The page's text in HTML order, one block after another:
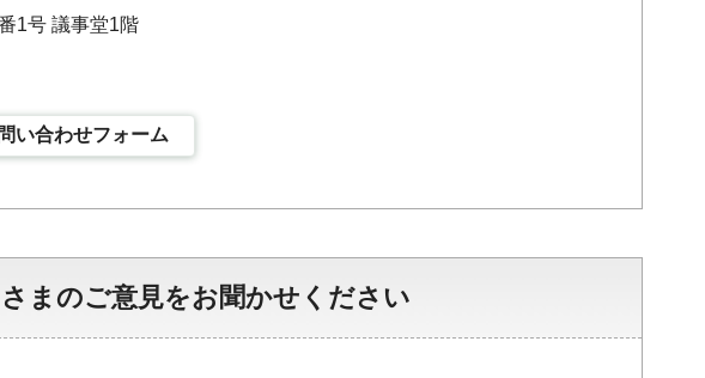
1号 議事堂1階
い合わせフォーム
まのご意見をお聞かせください